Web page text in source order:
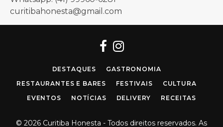
curitibahonesta@gmail.com
Facebook
Instagram
DESTAQUES
GASTRONOMIA
RESTAURANTES E BARES
FESTIVAIS
CULTURA
EVENTOS
NOTÍCIAS DELIVERY RECEITAS
© 2026 Curitiba Honesta - Todos direitos reservados. As